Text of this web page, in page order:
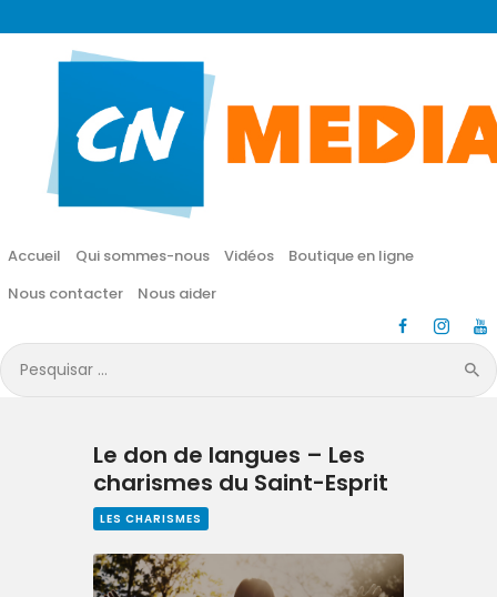
Accueil Qui sommes-nous Vidéos
Boutique en ligne
Nous contacter
Nous aider
Pesquisar
por:
CN MÉDIA
Une vie nouvelle en JESUS !
Accueil
Vidéos
Boutique en ligne
Nous aider
Le don de langues – Les
charismes du Saint-Esprit
LES CHARISMES